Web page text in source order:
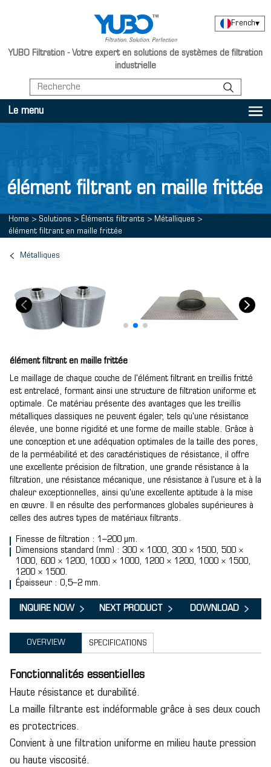
YUBO Filtration - Votre expert en solutions de systèmes de filtration
industrielle
French▾
Le menu
élément filtrant en maille frittée
Home > Solutions > Éléments filtrants > Métalliques >
élément filtrant en maille frittée
Métalliques
élément filtrant en maille frittée
Le maillage de chaque couche de l'élément filtrant en treillis fritté
est entrelacé, formant ainsi une structure de filtration uniforme et
optimale. Ce matériau présente des avantages que les treillis
métalliques classiques ne peuvent égaler, tels qu'une résistance
élevée, une bonne rigidité et une forme de maille stable. Grâce à
une conception et une adéquation optimales de la taille des pores,
de la perméabilité et des caractéristiques de résistance, il offre
une excellente précision de filtration, une grande résistance à la
filtration, une résistance mécanique, une résistance à l'usure et à la
chaleur exceptionnelles, ainsi qu'une excellente aptitude à la mise
en œuvre. Il en résulte des performances globales supérieures à
celles des autres types de matériaux filtrants.
Finesse de filtration : 1–200 µm.
Dimensions standard (mm) : 300 × 1000, 300 × 1500, 500 ×
1000, 600 × 1200, 1000 × 1000, 1200 × 1200, 1000 × 1500,
1200 × 1500.
Épaisseur : 0,5–2 mm.
INQUIRE NOW NEXT PRODUCT DOWNLOAD
OVERVIEW SPECIFICATIONS
Fonctionnalités essentielles
Haute résistance et durabilité.
La maille filtrante est indéformable grâce à ses deux couch
es protectrices.
Convient à une filtration uniforme en milieu haute pression
ou haute viscosité.